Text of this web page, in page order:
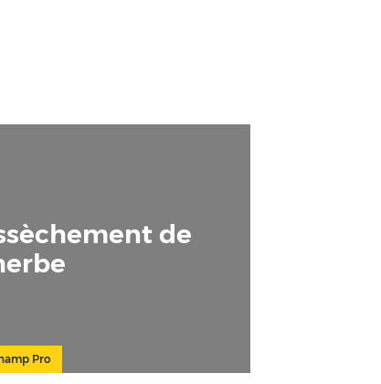
de
Pro